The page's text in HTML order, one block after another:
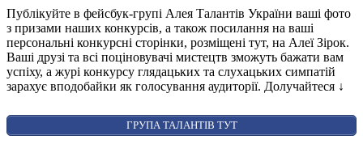
Публікуйте в фейсбук-групі Алея Талантів України ваші фото
з призами наших конкурсів, а також посилання на ваші
персональні конкурсні сторінки, розміщені тут, на Алеї Зірок.
Ваші друзі та всі поціновувачі мистецтв зможуть бажати вам
успіху, а журі конкурсу глядацьких та слухацьких симпатій
зарахує вподобайки як голосування аудиторії. Долучайтеся ↓
ГРУПА ТАЛАНТІВ ТУТ